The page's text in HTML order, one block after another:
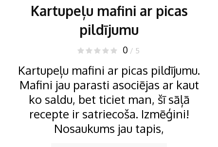
Kartupeļu mafini ar picas
pildījumu
0 / 5
Kartupeļu mafini ar picas pildījumu.
Mafini jau parasti asociējas ar kaut
ko saldu, bet ticiet man, šī sāļā
recepte ir satriecoša. Izmēģini!
Nosaukums jau tapis,